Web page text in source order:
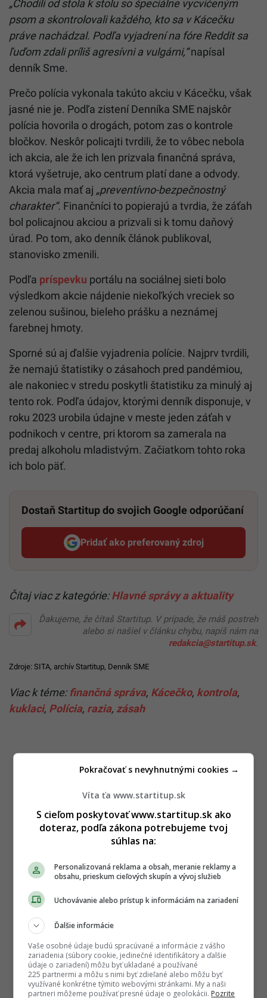
„Chodili od stola k stolu so špeciálne vycvičeným
psom a skontrolovali každého, kto sa v Kácečku
práve nachádzal. Podľa vyjadrení na fóre Reddit sa
ľuďom zdali príliš agresívni a vulgárni,“napísal
denník Sme.
Prečo polícia vykonala takúto akciu v Kácečku, však
jasné nie je. Podľa zistení Denníka SME najskôr
polícia hovorila o drogách, potom zas o kontrole
bločkov. Neskôr policajti tvrdili, že to vôbec nebola
ich akcia, ale že ich len prizvala finančná správa,
ktorá vyšetruje, ako centrum platí dane a odvody.
Akcia mala mať aj „preventívno-bezpečnostný
charakter“. Finančníci to popierajú a tvrdia, že záťah
bol policajnou akciou a prizvali si k tomu daňový
úrad. Po tom, ako denník článok publikoval,
stanovisko zmenili.
Podľa príspevku portálu na sociálnej sieti bolo
výsledkom akcie nájdenie niekoľkých vreciek so
zelenou sušinou, bieleho prášku a neznámej
farebnej hmoty.
Sporné sú aj ďalšie vyjadrenia polície. Najprv tvrdili,
že nemajú štatistiky o zásahoch pred pandémiou,
ale nakoniec v stredu poskytli štatistiku za minulý aj
tento rok. Podľa údajov, ktorými denník disponuje, v
roku 2023 urobila údajne v meste jeden záťah v
podnikoch v centre, pri ktorom sa zamerala na
predaj alkoholu mladistvým. Začiatkom tohto roka
ich bolo päť.
Dostaň Startitup do svojich Google odporúčaní
Pridať ako preferovaný zdroj
Startitup, odkaz sa otvorí v
Čítaj viac z kategórie:Hlavné správy a aktuality
Ďakujeme, že čítaš Startitup. V prípade, že máš postreh
alebo si našiel v článku chybu, napíš nám na
redakcia@startitup.sk.
Zdroje: SITA, archív Startitup, Denník SME
Viac k téme: finančná správa, Kácečko, kontrola,
kuklaci, Polícia, razia, zásah
Víta ťa www.startitup.sk
S cieľom poskytovať www.startitup.sk ako
doteraz, podľa zákona potrebujeme tvoj
súhlas na:
Personalizovaná reklama a obsah, meranie reklamy a
obsahu, prieskum cieľových skupín a vývoj služieb
Uchovávanie alebo prístup k informáciám na zariadení
Ďalšie informácie
Vaše osobné údaje budú spracúvané a informácie z vášho
zariadenia (súbory cookie, jedinečné identifikátory a ďalšie
údaje o zariadení) môžu byť ukladané a používané
225 partnermi a môžu s nimi byť zdieľané alebo môžu byť
využívané konkrétne týmito webovými stránkami. My a naši
partneri môžeme používať presné údaje o geolokácii. Pozrite
Pokračovať s nevyhnutnými cookies →